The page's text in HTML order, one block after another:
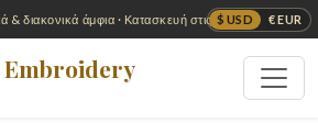
$ USD € EUR
& διακονικά άμφια · Κατασκευή στις ΗΠΑ ✦
Embroidery